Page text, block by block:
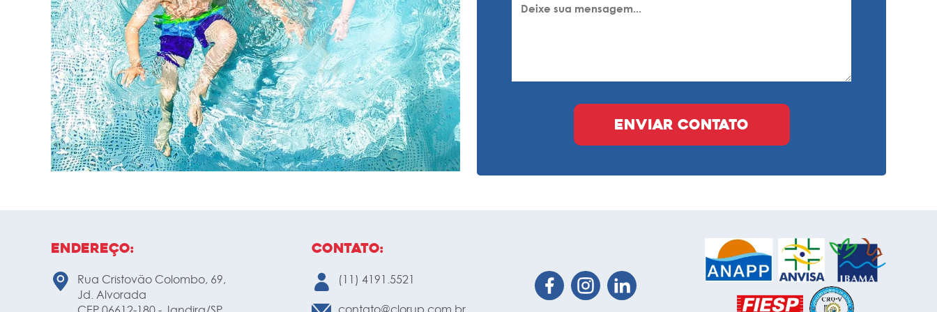
Endereço:
Rua Cristovão Colombo, 69,
Jd. Alvorada
Contato:
(11) 4191.5521